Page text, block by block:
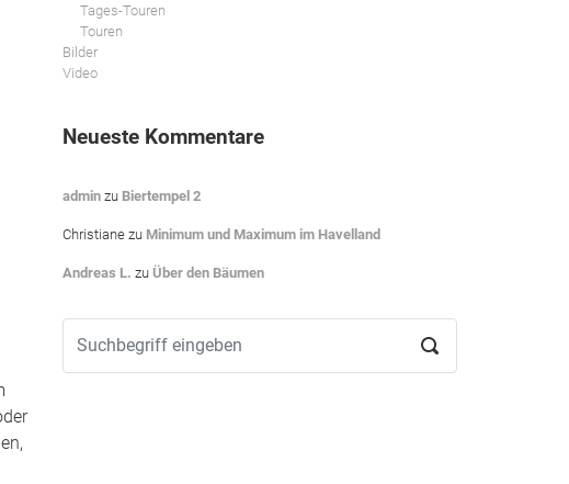
Tages-Touren
Touren
Bilder
Video
Neueste Kommentare
admin zu Biertempel 2
Christiane zu Minimum und Maximum im Havelland
Andreas L. zu Über den Bäumen